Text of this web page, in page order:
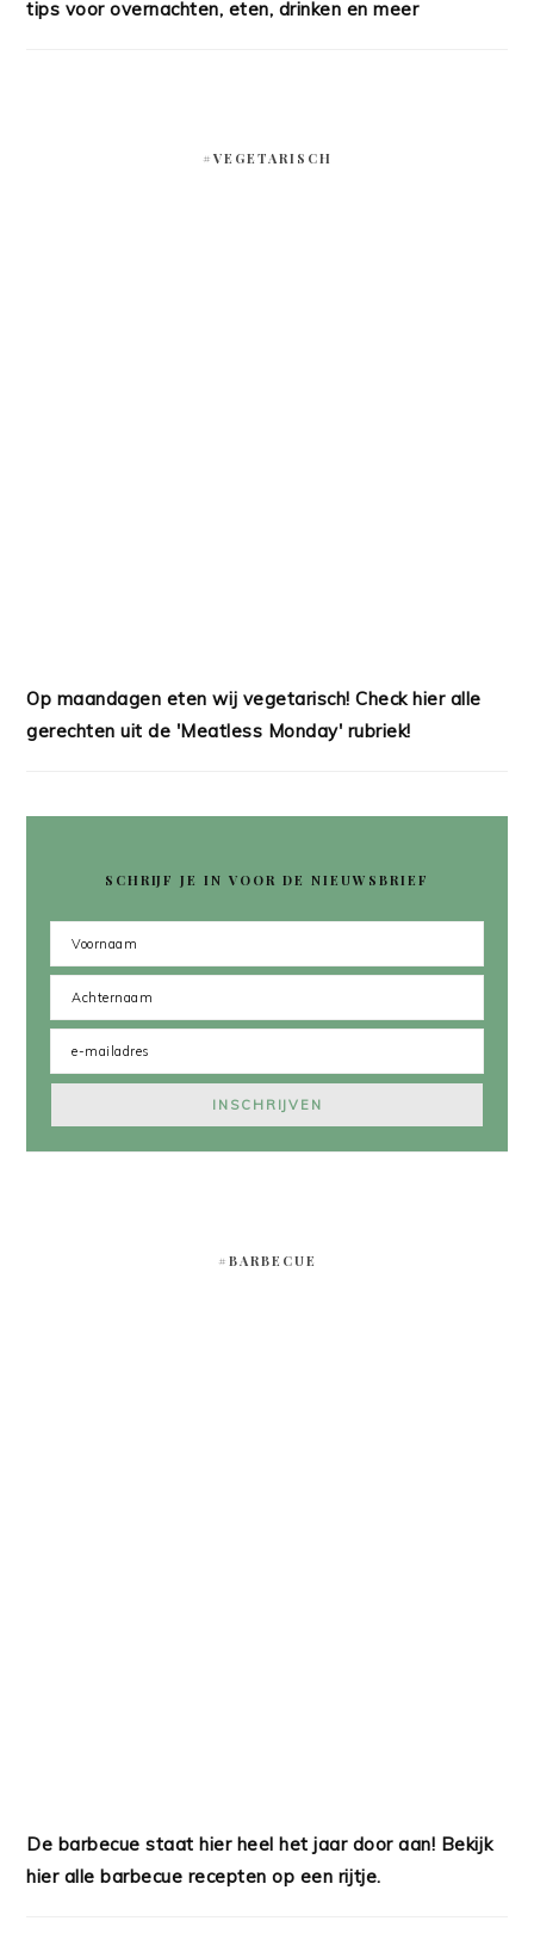
tips voor overnachten, eten, drinken en meer
#VEGETARISCH
Op maandagen eten wij vegetarisch! Check hier alle
gerechten uit de 'Meatless Monday' rubriek!
SCHRIJF JE IN VOOR DE NIEUWSBRIEF
#BARBECUE
De barbecue staat hier heel het jaar door aan! Bekijk
hier alle barbecue recepten op een rijtje.